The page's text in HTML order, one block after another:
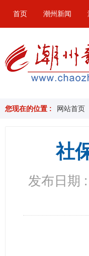
首页 潮州新闻
您现在的位置 : 网站首页
社
发布日期